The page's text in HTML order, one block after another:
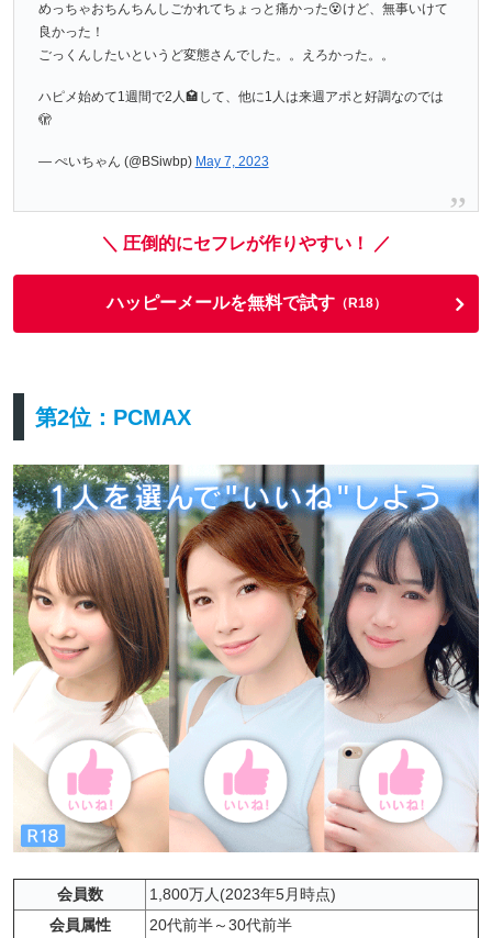
めっちゃおちんちんしごかれてちょっと痛かった😵けど、無事いけて
良かった！
ごっくんしたいというど変態さんでした。。えろかった。。
ハピメ始めて1週間で2人🏩して、他に1人は来週アポと好調なのでは
🫣
— ぺいちゃん (@BSiwbp) May 7, 2023
＼ 圧倒的にセフレが作りやすい！ ／
ハッピーメールを無料で試す（R18）
第2位：PCMAX
会員数
1,800万人(2023年5月時点)
会員属性
20代前半～30代前半